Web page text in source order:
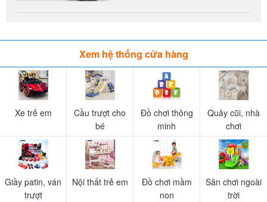
Xem hệ thống cửa hàng
Xe trẻ em
Cầu trượt cho
bé
Đồ chơi thông
minh
Quây cũi, nhà
chơi
Giầy patin, ván
trượt
Nội thất trẻ em
Đồ chơi mầm
non
Sân chơi ngoài
trời